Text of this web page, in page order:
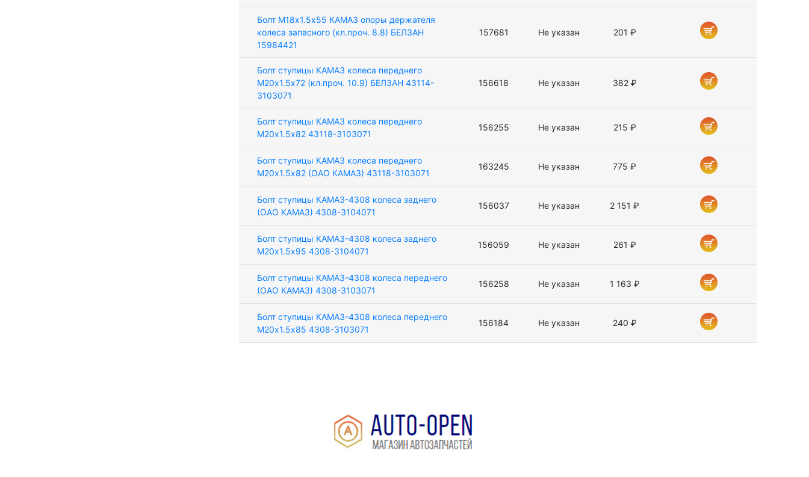
Болт М18х1.5х55 КАМАЗ опоры держателя
колеса запасного (кл.проч. 8.8) БЕЛЗАН
15984421
157681 Не указан 201 ₽
Болт ступицы КАМАЗ колеса переднего
М20х1.5х72 (кл.проч. 10.9) БЕЛЗАН 43114-
3103071
156618 Не указан 382 ₽
Болт ступицы КАМАЗ колеса переднего
М20х1.5х82 43118-3103071
156255 Не указан 215 ₽
Болт ступицы КАМАЗ колеса переднего
М20х1.5х82 (ОАО КАМАЗ) 43118-3103071
163245 Не указан 775 ₽
Болт ступицы КАМАЗ-4308 колеса заднего
(ОАО КАМАЗ) 4308-3104071
156037 Не указан 2 151 ₽
Болт ступицы КАМАЗ-4308 колеса заднего
М20х1.5х95 4308-3104071
156059 Не указан 261 ₽
Болт ступицы КАМАЗ-4308 колеса переднего
(ОАО КАМАЗ) 4308-3103071
156258 Не указан 1 163 ₽
Болт ступицы КАМАЗ-4308 колеса переднего
М20х1.5х85 4308-3103071
156184 Не указан 240 ₽